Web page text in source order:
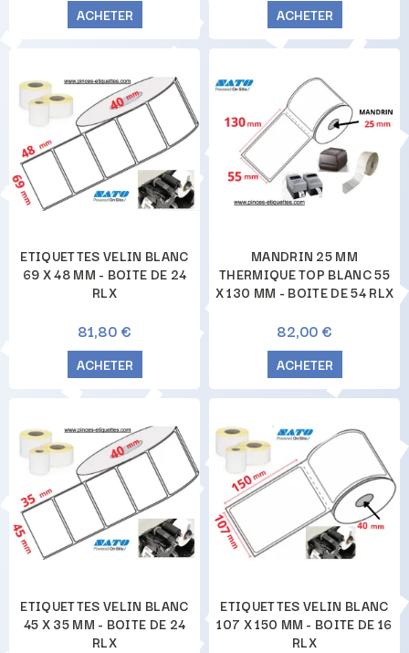
ACHETER ACHETER
ETIQUETTES VELIN BLANC
69 X 48 MM - BOITE DE 24
RLX
81,80 €
ACHETER
MANDRIN 25 MM
THERMIQUE TOP BLANC 55
X 130 MM - BOITE DE 54 RLX
82,00 €
ACHETER
ETIQUETTES VELIN BLANC
45 X 35 MM - BOITE DE 24
RLX
ETIQUETTES VELIN BLANC
107 X 150 MM - BOITE DE 16
RLX